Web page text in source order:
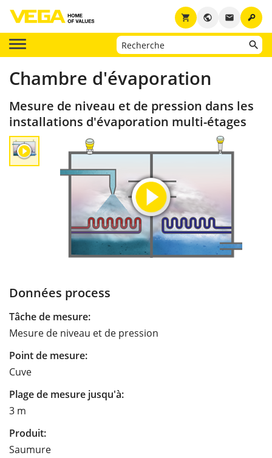
key
email
public
shopping_cart
Chambre d'évaporation
Mesure de niveau et de pression dans les
installations d'évaporation multi-étages
Données process
Tâche de mesure:
Mesure de niveau et de pression
Point de mesure:
Cuve
Plage de mesure jusqu'à:
3 m
Produit:
Saumure